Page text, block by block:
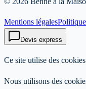
Mentions légales
Devis express
Ce site utilise des cookies
Nous utilisons des